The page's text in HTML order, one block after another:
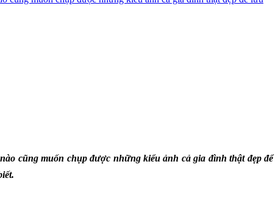
cũng muốn chụp được những kiểu ảnh cả gia đình thật đẹp để